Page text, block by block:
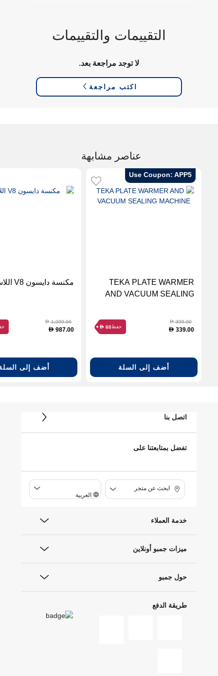
التقييمات والتقييمات
لا توجد مراجعة بعد.
اكتب مراجعة
عناصر مشابهة
Use Coupon: APP5
TEKA PLATE WARMER
AND VACUUM SEALING
D399.00
D 339.00 حفظ D 60
أضف إلى السلة
مكنسة دايسون V8 اللاسلكية
D1,099.00
D 987.00
أضف إلى
اتصل بنا
تفضل بمتابعتنا على
ابحث عن متجر
العربية
خدمة العملاء
ميزات جمبو أونلاين
حول جمبو
طريقة الدفع